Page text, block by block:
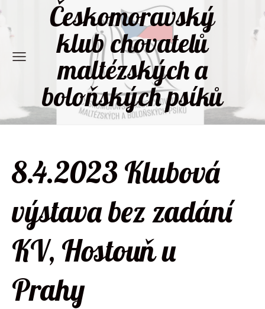
Českomoravský
klub chovatelů
maltézských a
boloňských psíků
8.4.2023 Klubová
výstava bez zadání
KV, Hostouň u
Prahy